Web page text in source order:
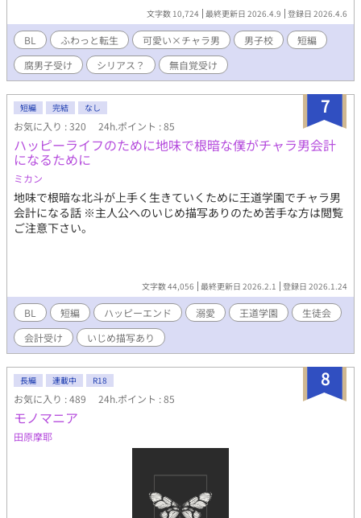
文字数 10,724 最終更新日 2026.4.9 登録日 2026.4.6
BL ふわっと転生 可愛い×チャラ男 男子校
短編
腐男子受け
シリアス？ 無自覚受け
7
短編 完結 なし
お気に入り : 320 24h.ポイント : 85
ハッピーライフのために地味で根暗な僕がチャラ男会計
になるために
ミカン
地味で根暗な北斗が上手く生きていくために王道学園でチャラ男
会計になる話 ※主人公へのいじめ描写ありのため苦手な方は閲覧
ご注意下さい。
文字数 44,056 最終更新日 2026.2.1 登録日 2026.1.24
BL 短編 ハッピーエンド 溺愛 王道学園
生徒会
会計受け
いじめ描写あり
8
長編 連載中 R18
お気に入り : 489 24h.ポイント : 85
モノマニア
田原摩耶